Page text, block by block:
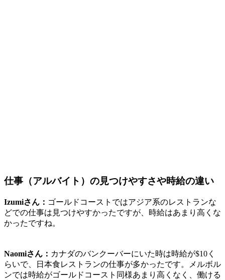
仕事（アルバイト）の見つけやすさや時給の違い
Izumiさん： ゴールドコーストではアジア系のレストランな
どでの仕事は見つけやすかったですが、時給はあまり高くな
かったですね。
Naomiさん： カナダのバンクーバーにいた時は時給が$10く
らいで、日本食レストランの仕事が多かったです。メルボル
ンでは時給がゴールドコースト同様あまり高くなく、働ける